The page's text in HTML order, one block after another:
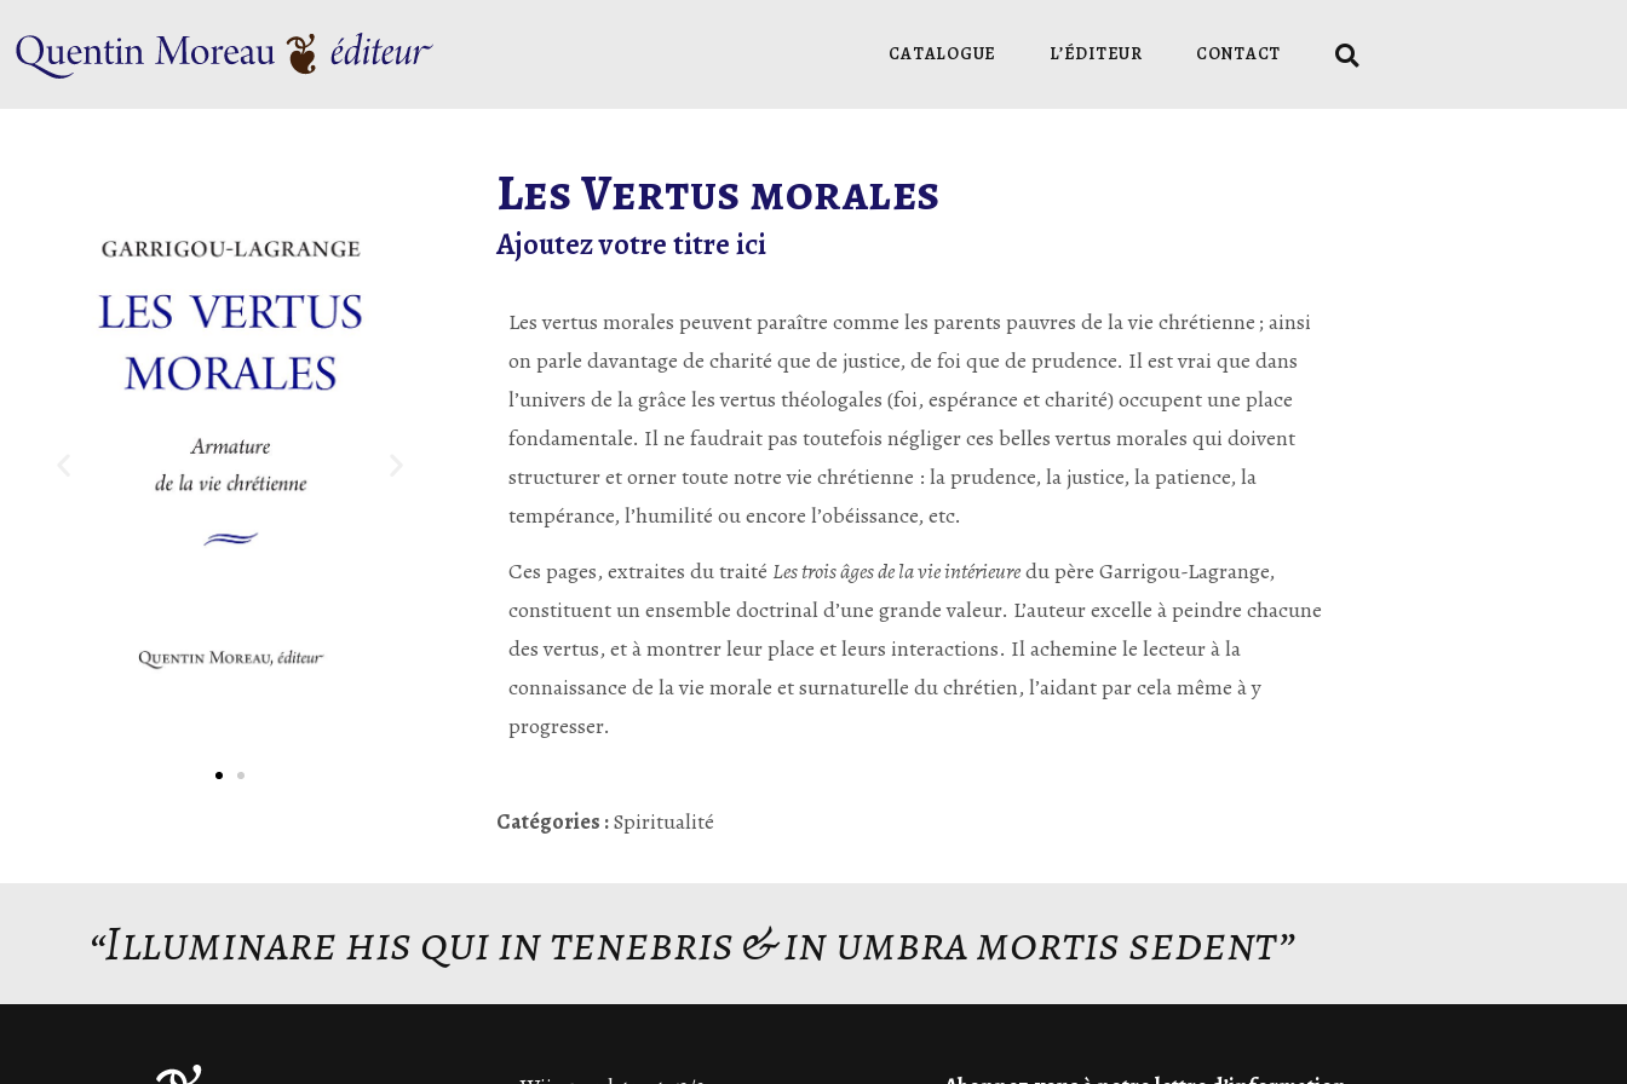
CATALOGUE L’ÉDITEUR CONTACT
Les Vertus morales
Ajoutez votre titre ici
Les vertus morales peuvent paraître comme les parents pauvres de la vie chrétienne ; ainsi
on parle davantage de charité que de justice, de foi que de prudence. Il est vrai que dans
l’univers de la grâce les vertus théologales (foi, espérance et charité) occupent une place
fondamentale. Il ne faudrait pas toutefois négliger ces belles vertus morales qui doivent
structurer et orner toute notre vie chrétienne : la prudence, la justice, la patience, la
tempérance, l’humilité ou encore l’obéissance, etc.
Ces pages, extraites du traité Les trois âges de la vie intérieuredu père Garrigou-Lagrange,
constituent un ensemble doctrinal d’une grande valeur. L’auteur excelle à peindre chacune
des vertus, et à montrer leur place et leurs interactions. Il achemine le lecteur à la
connaissance de la vie morale et surnaturelle du chrétien, l’aidant par cela même à y
progresser.
Catégories :Spiritualité
“Illuminare his qui in tenebris & in umbra mortis sedent”